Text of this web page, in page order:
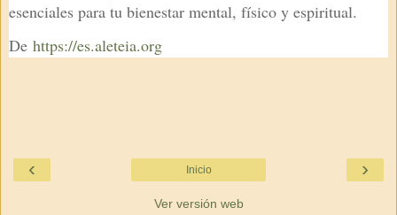
esenciales para tu bienestar mental, físico y espiritual.
De https://es.aleteia.org
‹ ›
Inicio
Ver versión web